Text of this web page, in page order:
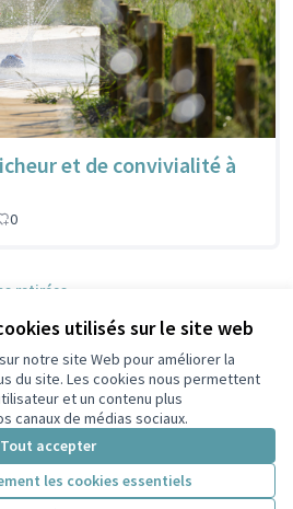
utilisés sur le site web
notre site Web pour améliorer la
du site. Les cookies nous permettent
et un contenu plus
canaux de médias sociaux.
Tout accepter
les cookies essentiels
et de convivialité à
0
retirées
sur Facebook
sur Instagram
sur YouTube
Licence
(Lien